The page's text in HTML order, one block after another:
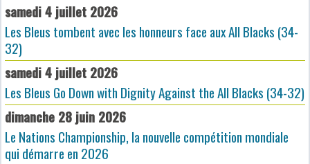
samedi 4 juillet 2026
Les Bleus tombent avec les honneurs face aux All Blacks (34-
32)
samedi 4 juillet 2026
Les Bleus Go Down with Dignity Against the All Blacks (34-32)
dimanche 28 juin 2026
Le Nations Championship, la nouvelle compétition mondiale
qui démarre en 2026